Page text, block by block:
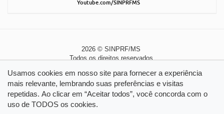
Youtube.com/SINPRFMS
2026 © SINPRF/MS
Todos os direitos reservados
Usamos cookies em nosso site para fornecer a experiência
mais relevante, lembrando suas preferências e visitas
repetidas. Ao clicar em “Aceitar todos”, você concorda com o
uso de TODOS os cookies.